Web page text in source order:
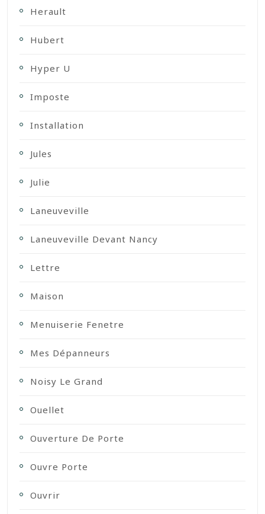
Herault
Hubert
Hyper U
Imposte
Installation
Jules
Julie
Laneuveville
Laneuveville Devant Nancy
Lettre
Maison
Menuiserie Fenetre
Mes Dépanneurs
Noisy Le Grand
Ouellet
Ouverture De Porte
Ouvre Porte
Ouvrir